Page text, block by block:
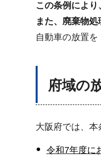
この条例によ
また、廃棄物
自動車の放置
府域の
大阪府では、本
令和7年度に